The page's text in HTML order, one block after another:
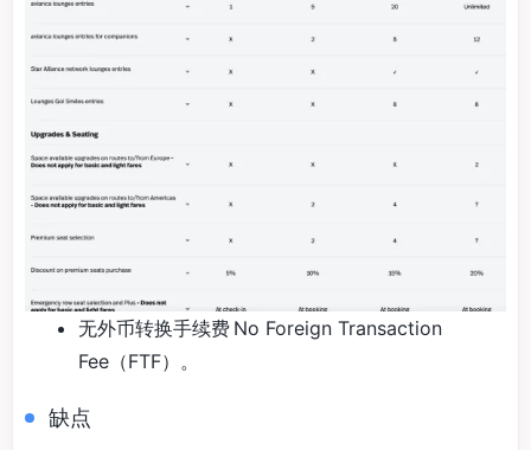
无外币转换手续费 No Foreign Transaction
Fee（FTF）。
缺点